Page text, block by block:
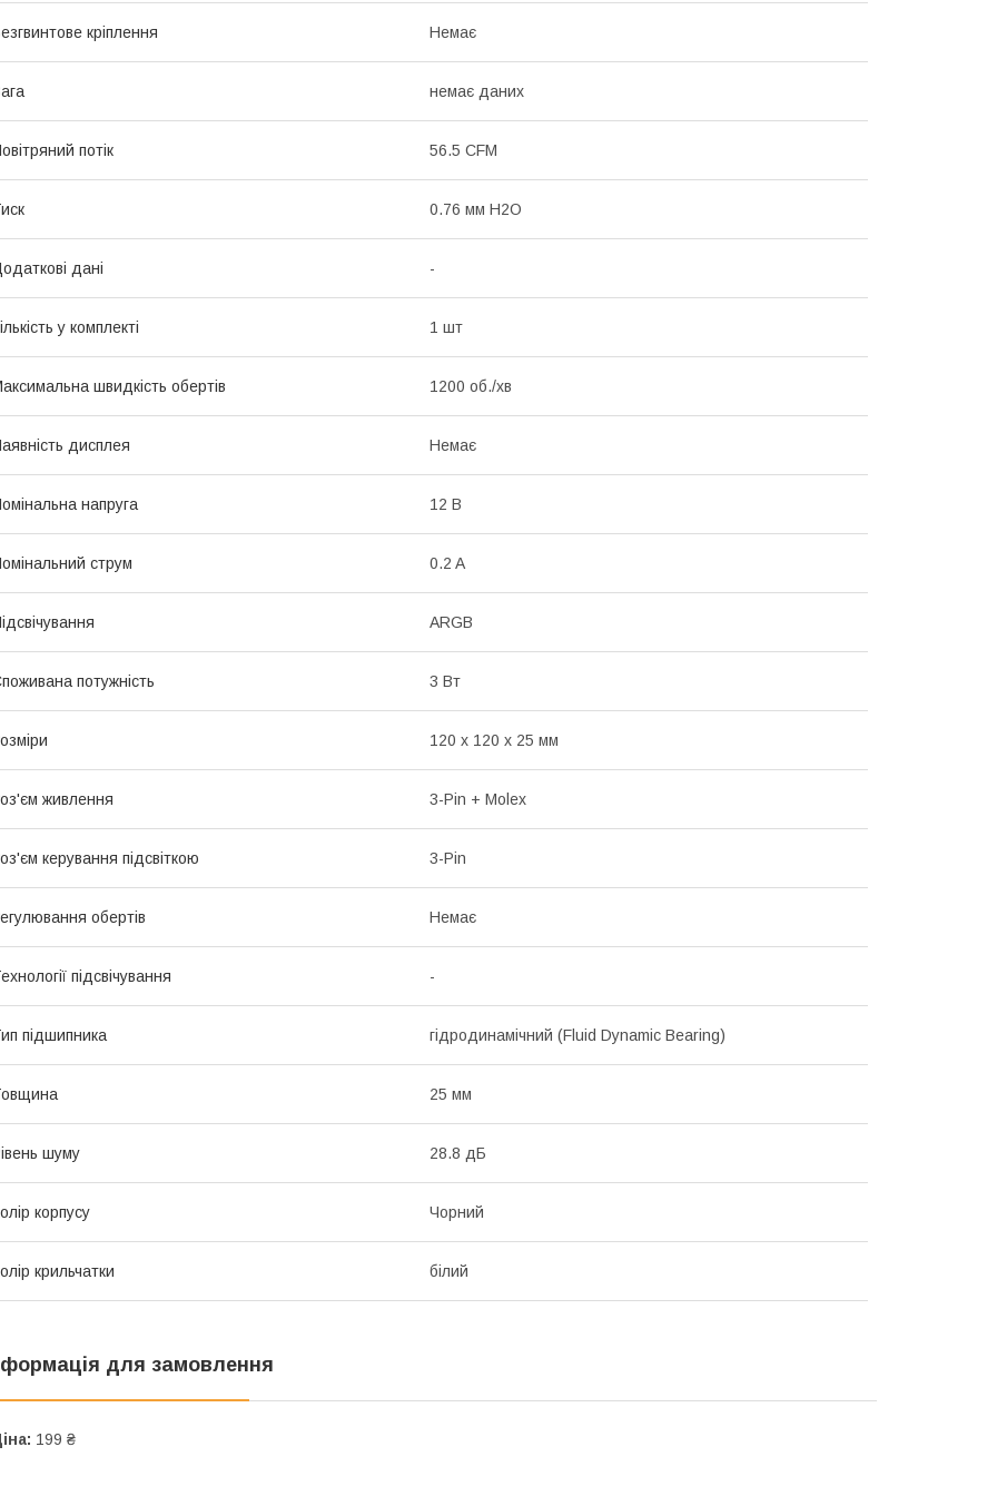
кріплення Немає
немає даних
потік 56.5 CFM
0.76 мм H2O
дані -
у комплекті 1 шт
швидкість обертів 1200 об./хв
дисплея Немає
напруга 12 В
струм 0.2 A
ARGB
потужність 3 Вт
120 х 120 х 25 мм
живлення 3-Pin + Molex
керування підсвіткою 3-Pin
обертів Немає
підсвічування -
підшипника гідродинамічний (Fluid Dynamic Bearing)
25 мм
шуму 28.8 дБ
корпусу Чорний
крильчатки білий
для замовлення
199 ₴